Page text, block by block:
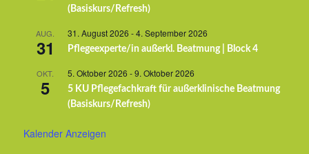
(Basiskurs/Refresh)
AUG.
31
31. August 2026 -4. September 2026
Pflegeexperte/in außerkl. Beatmung | Block 4
OKT.
5
5. Oktober 2026 -9. Oktober 2026
5 KU Pflegefachkraft für außerklinische Beatmung
(Basiskurs/Refresh)
Kalender Anzeigen